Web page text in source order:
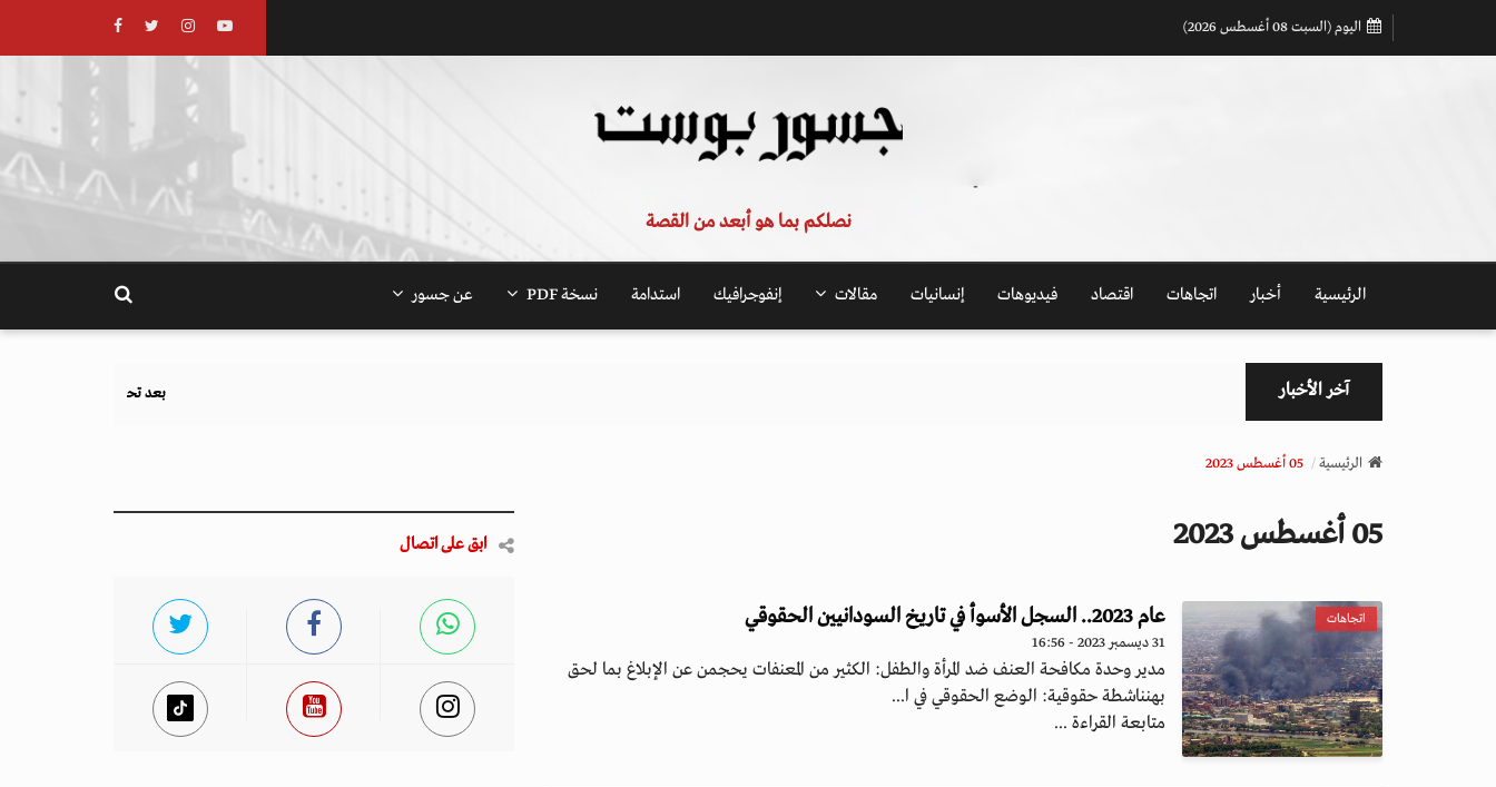
اليوم (السبت 08 أغسطس 2026)
نصلكم بما هو أبعد من القصة
الرئيسية أخبار اتجاهات اقتصاد فيديوهات إنسانيات مقالات إنفوجرافيك استدامة نسخة PDF عن جسور
آخر الأخبار بعد تحذيرات أوروبية.. كيف يهدد نظام الغذاء والزراعة
الرئيسية 05 أغسطس 2023
05 أغسطس 2023
اتجاهات عام 2023.. السجل الأسوأ في تاريخ السودانيين الحقوقي
31 ديسمبر 2023 - 16:56
مدير وحدة مكافحة العنف ضد المرأة والطفل: الكثير من المعنفات يحجمن عن الإبلاغ بما لحق
بهنناشطة حقوقية: الوضع الحقوقي في ا...
متابعة القراءة ...
ابق على اتصال